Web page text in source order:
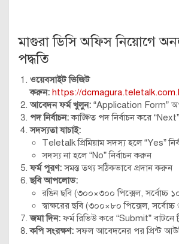
মাগুরা ডিসি অফিস নিয়োগে
পদ্ধতি
ওয়েবসাইট ভিজিট
করুন: https://
আবেদন ফর্ম খুলুন: “Application Form”
পদ নির্বাচন:কাঙ্ক্ষিত পদ নির্বাচন করে
সদস্যতা যাচাই:
Teletalk প্রিমিয়াম সদস্য হলে “Yes”
সদস্য না হলে “No” নির্বাচন করুন
ফর্ম পূরণ:সমস্ত তথ্য সঠিকভাবে প্রদান করুন
ছবি আপলোড:
রঙিন ছবি (৩০০×৩০০ পিক্সেল, সর্বোচ্চ
স্বাক্ষরের ছবি (৩০০×৮০ পিক্সেল,
জমা দিন:ফর্ম রিভিউ করে “Submit” বাটনে
কপি সংরক্ষণ:সফল আবেদনের পর প্রিন্ট